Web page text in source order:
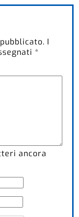
I
*
ancora